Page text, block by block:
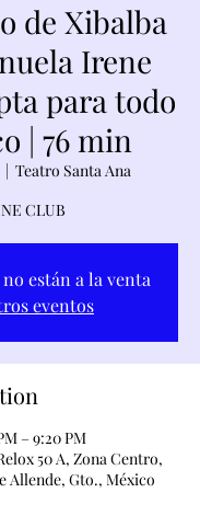
de Xibalba
Irene
para todo
| 76 min
|
Teatro Santa Ana
CLUB
están a la venta
eventos
– 9:20 PM
50 A, Zona Centro,
Allende, Gto., México